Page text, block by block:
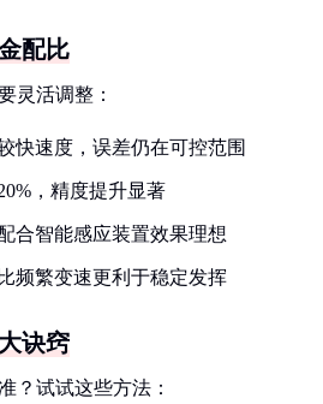
配比
灵活调整：
快速度，误差仍在可控范围
，精度提升显著
合智能感应装置效果理想
频繁变速更利于稳定发挥
诀窍
？试试这些方法：